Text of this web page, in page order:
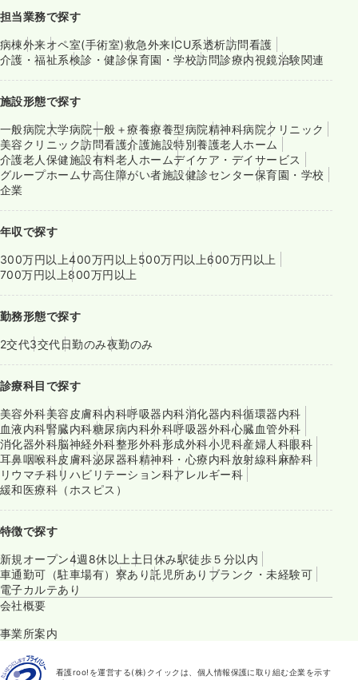
担当業務で探す
病棟外来オペ室(手術室)救急外来ICU系透析訪問看護
介護・福祉系検診・健診保育園・学校訪問診療内視鏡治験関連
施設形態で探す
一般病院大学病院一般＋療養療養型病院精神科病院クリニック
美容クリニック訪問看護介護施設特別養護老人ホーム
介護老人保健施設有料老人ホームデイケア・デイサービス
グループホームサ高住障がい者施設健診センター保育園・学校
企業
年収で探す
300万円以上400万円以上 500万円以上600万円以上
700万円以上800万円以上
勤務形態で探す
2交代3交代日勤のみ夜勤のみ
診療科目で探す
美容外科美容皮膚科内科呼吸器内科消化器内科循環器内科
血液内科腎臓内科糖尿病内科外科呼吸器外科心臓血管外科
消化器外科脳神経外科整形外科形成外科小児科産婦人科眼科
耳鼻咽喉科皮膚科泌尿器科精神科・心療内科放射線科麻酔科
リウマチ科リハビリテーション科アレルギー科
緩和医療科（ホスピス）
特徴で探す
新規オープン4週8休以上 土日休み駅徒歩５分以内
車通勤可（駐車場有） 寮あり託児所あり ブランク・未経験可
電子カルテあり
会社概要
事業所案内
看護roo!を運営する(株)クイックは、個人情報保護に取り組む企業を示す